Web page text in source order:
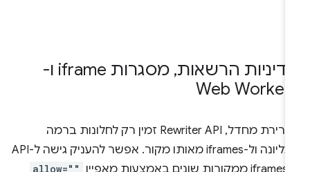
הרשאות,
מסגרות iframe ו-
Web
כברירת מחדל, Rewriter API זמין רק לחלונות ברמה
העליונה ול-iframes מאותו מקור. אפשר להעניק גישה ל-API
allow=""